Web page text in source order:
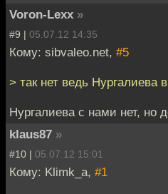
Voron-Lexx »
#9 | 05.07.12 14:35
Кому: sibvaleo.net, #5
> так нет ведь Нургалиева
Нургалиева с нами нет, но
klaus87 »
#10 | 05.07.12 15:01
Кому: Klimk_a, #1